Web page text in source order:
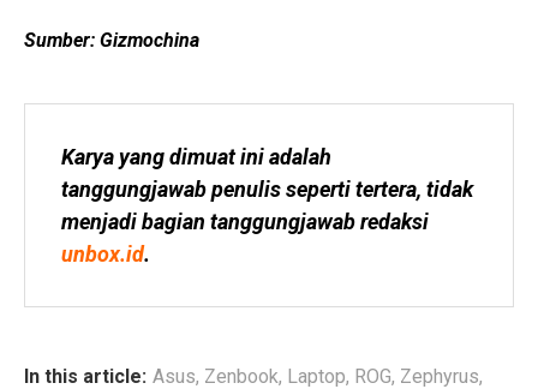
Sumber: Gizmochina
Karya yang dimuat ini adalah
tanggungjawab penulis seperti tertera, tidak
unbox.id.
In this article: Asus, Zenbook, Laptop, ROG, Zephyrus,